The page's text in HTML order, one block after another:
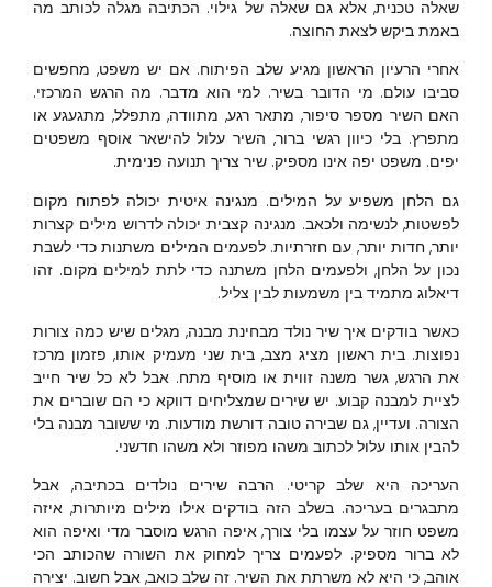
שאלה טכנית, אלא גם שאלה של גילוי. הכתיבה מגלה לכותב מה
באמת ביקש לצאת החוצה.
אחרי הרעיון הראשון מגיע שלב הפיתוח. אם יש משפט, מחפשים
סביבו עולם. מי הדובר בשיר. למי הוא מדבר. מה הרגש המרכזי.
האם השיר מספר סיפור, מתאר רגע, מתוודה, מתפלל, מתגעגע או
מתפרץ. בלי כיוון רגשי ברור, השיר עלול להישאר אוסף משפטים
יפים. משפט יפה אינו מספיק. שיר צריך תנועה פנימית.
גם הלחן משפיע על המילים. מנגינה איטית יכולה לפתוח מקום
לפשטות, לנשימה ולכאב. מנגינה קצבית יכולה לדרוש מילים קצרות
יותר, חדות יותר, עם חזרתיות. לפעמים המילים משתנות כדי לשבת
נכון על הלחן, ולפעמים הלחן משתנה כדי לתת למילים מקום. זהו
דיאלוג מתמיד בין משמעות לבין צליל.
כאשר בודקים איך שיר נולד מבחינת מבנה, מגלים שיש כמה צורות
נפוצות. בית ראשון מציג מצב, בית שני מעמיק אותו, פזמון מרכז
את הרגש, גשר משנה זווית או מוסיף מתח. אבל לא כל שיר חייב
לציית למבנה קבוע. יש שירים שמצליחים דווקא כי הם שוברים את
הצורה. ועדיין, גם שבירה טובה דורשת מודעות. מי ששובר מבנה בלי
להבין אותו עלול לכתוב משהו מפוזר ולא משהו חדשני.
העריכה היא שלב קריטי. הרבה שירים נולדים בכתיבה, אבל
מתבגרים בעריכה. בשלב הזה בודקים אילו מילים מיותרות, איזה
משפט חוזר על עצמו בלי צורך, איפה הרגש מוסבר מדי ואיפה הוא
לא ברור מספיק. לפעמים צריך למחוק את השורה שהכותב הכי
אוהב, כי היא לא משרתת את השיר. זה שלב כואב, אבל חשוב. יצירה